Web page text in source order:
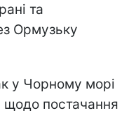
та
Ормузьку
у Чорному морі
щодо постачання